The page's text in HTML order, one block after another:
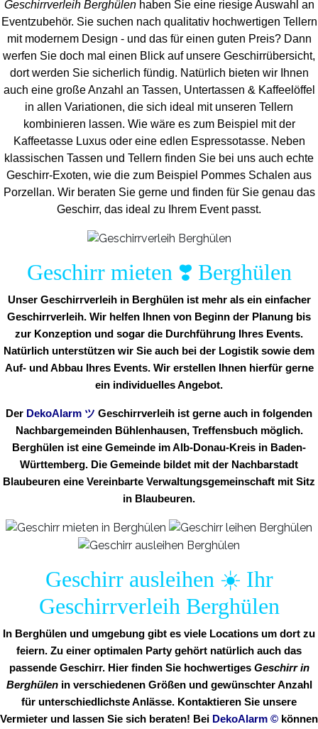
Geschirrverleih Berghülenhaben Sie eine riesige Auswahl an
Eventzubehör. Sie suchen nach qualitativ hochwertigen Tellern
mit modernem Design - und das für einen guten Preis? Dann
werfen Sie doch mal einen Blick auf unsere Geschirrübersicht,
dort werden Sie sicherlich fündig. Natürlich bieten wir Ihnen
auch eine große Anzahl an Tassen, Untertassen & Kaffeelöffel
in allen Variationen, die sich ideal mit unseren Tellern
kombinieren lassen. Wie wäre es zum Beispiel mit der
Kaffeetasse Luxus oder eine edlen Espressotasse. Neben
klassischen Tassen und Tellern finden Sie bei uns auch echte
Geschirr-Exoten, wie die zum Beispiel Pommes Schalen aus
Porzellan. Wir beraten Sie gerne und finden für Sie genau das
Geschirr, das ideal zu Ihrem Event passt.
Geschirr mieten ❣️ Berghülen
Unser Geschirrverleih in Berghülen ist mehr als ein einfacher
Geschirrverleih. Wir helfen Ihnen von Beginn der Planung bis
zur Konzeption und sogar die Durchführung Ihres Events.
Natürlich unterstützen wir Sie auch bei der Logistik sowie dem
Auf- und Abbau Ihres Events. Wir erstellen Ihnen hierfür gerne
ein individuelles Angebot.
Der DekoAlarm ツ Geschirrverleih ist gerne auch in folgenden
Nachbargemeinden Bühlenhausen, Treffensbuch möglich.
Berghülen ist eine Gemeinde im Alb-Donau-Kreis in Baden-
Württemberg. Die Gemeinde bildet mit der Nachbarstadt
Blaubeuren eine Vereinbarte Verwaltungsgemeinschaft mit Sitz
in Blaubeuren.
Geschirr ausleihen ☀️ Ihr
Geschirrverleih Berghülen
In Berghülen und umgebung gibt es viele Locations um dort zu
feiern. Zu einer optimalen Party gehört natürlich auch das
passende Geschirr. Hier finden Sie hochwertiges Geschirr in
Berghülenin verschiedenen Größen und gewünschter Anzahl
für unterschiedlichste Anlässe. Kontaktieren Sie unsere
Vermieter und lassen Sie sich beraten! Bei DekoAlarm © können